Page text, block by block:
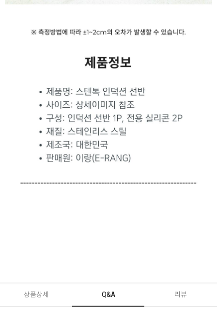
상품상세 Q&A 리뷰